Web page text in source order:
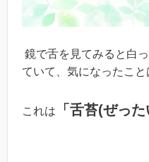
鏡で舌を見てみると白
ていて、気になったこと
これは 「舌苔(ぜった